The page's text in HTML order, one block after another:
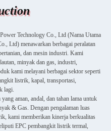
Technology Co., Ltd (Nama Utama
Ltd) menawarkan berbagai peralatan
dan mesin industri. Kami
minyak dan gas, industri,
kami melayani berbagai sektor seperti
listrik, kapal, transportasi,
lagi.
aman, andal, dan tahan lama untuk
& Gas. Dengan pengalaman luas
kami memberikan kinerja berkualitas
EPC pembangkit listrik termal,